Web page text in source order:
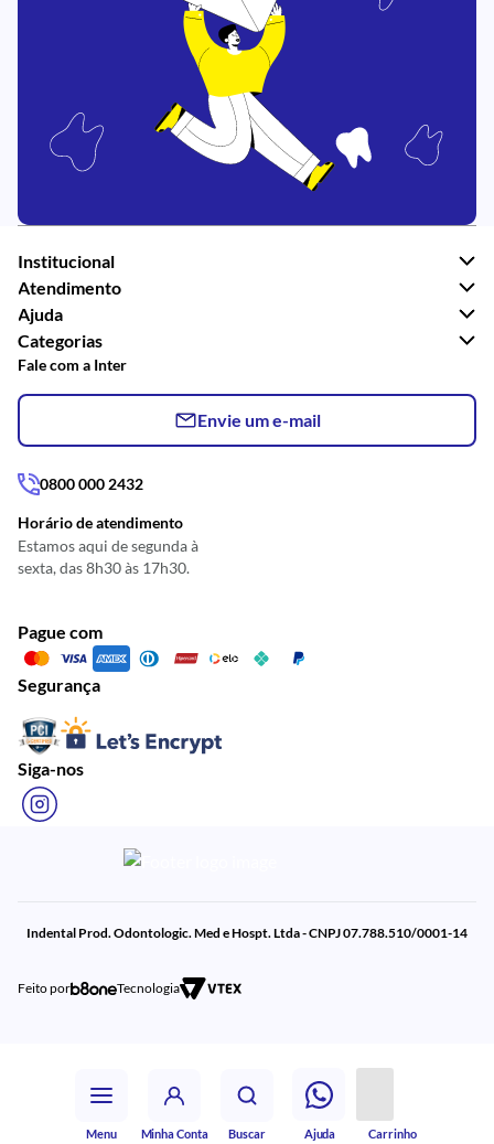
Menu Minha Conta Buscar Ajuda Carrinho
Institucional
Atendimento
Ajuda
Categorias
Fale com a Inter
Envie um e-mail
0800 000 2432
Horário de atendimento
Estamos aqui de segunda à
sexta, das 8h30 às 17h30.
Pague com
Segurança
Siga-nos
Indental Prod. Odontologic. Med e Hospt. Ltda - CNPJ 07.788.510/0001-14
Feito por Tecnologia